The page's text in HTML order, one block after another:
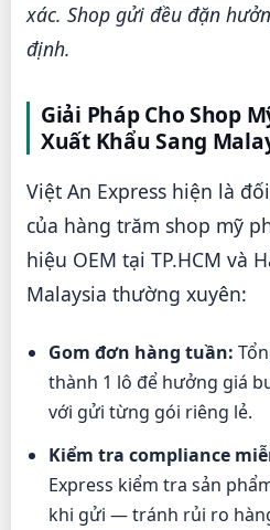
xác. Shop gửi đều đặn
định.
Giải Pháp Cho Shop
Xuất Khẩu Sang
Việt An Express hiện là
của hàng trăm shop mỹ
hiệu OEM tại TP.HCM và
Malaysia thường xuyên:
Gom đơn hàng tuần:
thành 1 lô để hưởng giá
với gửi từng gói riêng lẻ.
Kiểm tra compliance
Express kiểm tra sản
khi gửi — tránh rủi ro